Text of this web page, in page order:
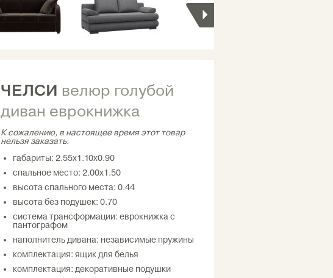
ЧЕЛСИ велюр голубой
диван еврокнижка
К сожалению, в настоящее время этот товар
нельзя заказать.
габариты: 2.55х1.10х0.90
спальное место: 2.00х1.50
высота спального места: 0.44
высота без подушек: 0.70
система трансформации: еврокнижка с
пантографом
наполнитель дивана: независимые пружины
комплектация: ящик для белья
комплектация: декоративные подушки